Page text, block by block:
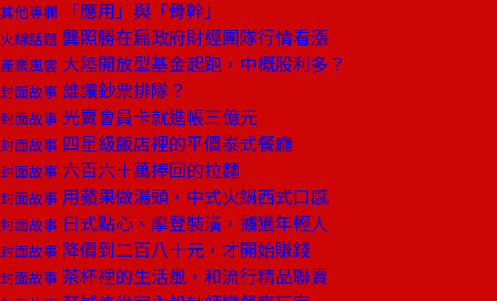
其他專欄 「應用」與「骨幹」
火線話題 龔照勝在扁政府財經團隊行情看漲
產業風雲 大陸開放型基金起跑，中概股利多？
封面故事 誰讓鈔票排隊？
封面故事 光賣會員卡就進帳三億元
封面故事 四星級飯店裡的平價泰式餐廳
封面故事 六百六十萬捧回的拉麵
封面故事 用蘋果做湯頭，中式火鍋西式口感
封面故事 日式點心、摩登裝潢，擄獲年輕人
封面故事 降價到二百八十元，才開始賺錢
封面故事 茶杯裡的生活風，和流行精品聯賣